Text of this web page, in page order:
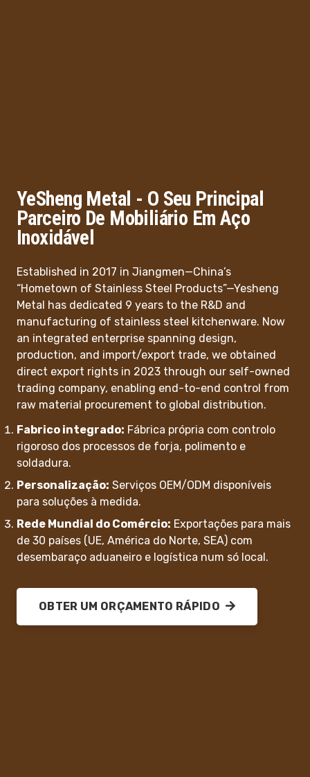
YeSheng Metal - O Seu Principal
Parceiro De Mobiliário Em Aço
Inoxidável
Established in 2017 in Jiangmen—China’s
“Hometown of Stainless Steel Products”—Yesheng
Metal has dedicated 9 years to the R&D and
manufacturing of stainless steel kitchenware. Now
an integrated enterprise spanning design,
production, and import/export trade, we obtained
‌direct export rights‌ in 2023 through our self-owned
trading company, enabling end-to-end control from
raw material procurement to global distribution.
Fabrico integrado: Fábrica própria com controlo
rigoroso dos processos de forja, polimento e
soldadura.
Personalização: Serviços OEM/ODM disponíveis
para soluções à medida.
Rede Mundial do Comércio: Exportações para mais
de 30 países (UE, América do Norte, SEA) com
desembaraço aduaneiro e logística num só local.
OBTER UM ORÇAMENTO RÁPIDO